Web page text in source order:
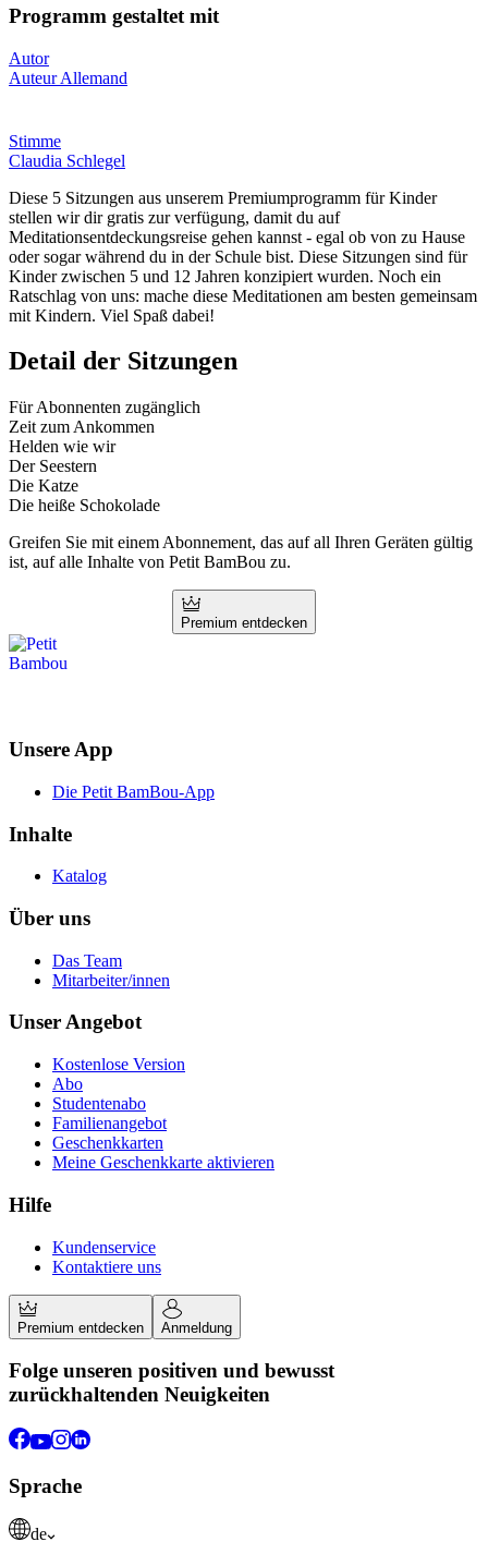
Programm gestaltet mit
Autor
Auteur Allemand
Stimme
Claudia Schlegel
Diese 5 Sitzungen aus unserem Premiumprogramm für Kinder
stellen wir dir gratis zur verfügung, damit du auf
Meditationsentdeckungsreise gehen kannst - egal ob von zu Hause
oder sogar während du in der Schule bist. Diese Sitzungen sind für
Kinder zwischen 5 und 12 Jahren konzipiert wurden. Noch ein
Ratschlag von uns: mache diese Meditationen am besten gemeinsam
mit Kindern. Viel Spaß dabei!
Detail der Sitzungen
Für Abonnenten zugänglich
Zeit zum Ankommen
Helden wie wir
Der Seestern
Die Katze
Die heiße Schokolade
Greifen Sie mit einem Abonnement, das auf all Ihren Geräten gültig
ist, auf alle Inhalte von Petit BamBou zu.
Premium entdecken
Unsere App
Die Petit BamBou-App
Inhalte
Katalog
Über uns
Das Team
Mitarbeiter/innen
Unser Angebot
Kostenlose Version
Abo
Studentenabo
Familienangebot
Geschenkkarten
Meine Geschenkkarte aktivieren
Hilfe
Kundenservice
Kontaktiere uns
Premium entdecken Anmeldung
Folge unseren positiven und bewusst
zurückhaltenden Neuigkeiten
Sprache
de